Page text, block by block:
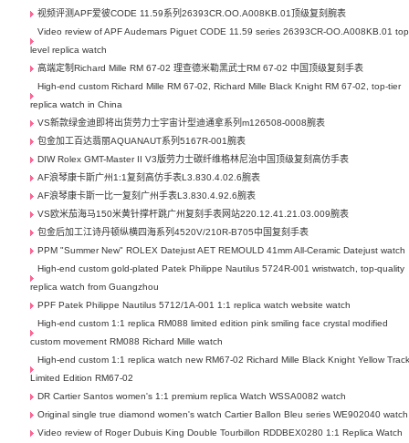
视频评测APF爱彼CODE 11.59系列26393CR.OO.A008KB.01顶级复刻腕表
Video review of APF Audemars Piguet CODE 11.59 series 26393CR-OO.A008KB.01
level replica watch
高端定制Richard Mille RM 67-02 理查德米勒黑武士RM 67-02 中国顶级复刻手表
High-end custom Richard Mille RM 67-02, Richard Mille Black Knight RM 67-02, top-tier
replica watch in China
VS新款绿金迪即将出货劳力士宇宙计型迪通拿系列m126508-0008腕表
包金加工百达翡丽AQUANAUT系列5167R-001腕表
DIW Rolex GMT-Master II V3版劳力士碳纤维格林尼治中国顶级复刻高仿手表
AF浪琴康卡斯广州1:1复刻高仿手表L3.830.4.02.6腕表
AF浪琴康卡斯一比一复刻广州手表L3.830.4.92.6腕表
VS欧米茄海马150米黄针撑杆跳广州复刻手表网站220.12.41.21.03.009腕表
包金后加工江诗丹顿纵横四海系列4520V/210R-B705中国复刻手表
PPM "Summer New" ROLEX Datejust AET REMOULD 41mm All-Ceramic Datejust watch
High-end custom gold-plated Patek Philippe Nautilus 5724R-001 wristwatch, top-quality
replica watch from Guangzhou
PPF Patek Philippe Nautilus 5712/1A-001 1:1 replica watch website watch
High-end custom 1:1 replica RM088 limited edition pink smiling face crystal modified
custom movement RM088 Richard Mille watch
High-end custom 1:1 replica watch new RM67-02 Richard Mille Black Knight Yellow
Limited Edition RM67-02
DR Cartier Santos women's 1:1 premium replica Watch WSSA0082 watch
Original single true diamond women's watch Cartier Ballon Bleu series WE902040 watch
Video review of Roger Dubuis King Double Tourbillon RDDBEX0280 1:1 Replica Watch